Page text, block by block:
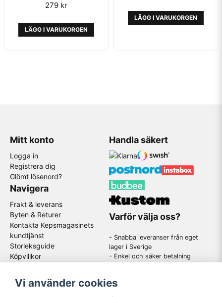
279 kr
LÄGG I VARUKORGEN
LÄGG I VARUKORGEN
Mitt konto
Logga in
Registrera dig
Glömt lösenord?
Navigera
Frakt & leverans
Byten & Returer
Kontakta Kepsmagasinets
kundtjänst
Storleksguide
Köpvillkor
Om oss
Handla säkert
Varför välja oss?
- Snabba leveranser från eget
lager i Sverige
- Enkel och säker betalning
-En schysst kundtjänst som
Vi använder cookies